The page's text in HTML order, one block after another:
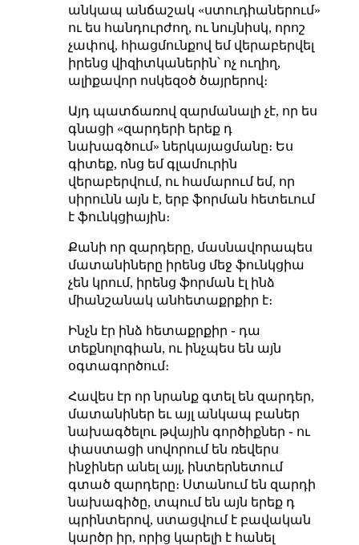
անկապ անճաշակ «ստուդիաներում»
ու ես հանդուրժող, ու նույնիսկ, որոշ
չափով, հիացմունքով եմ վերաբերվել
իրենց վիզիտկաներին՝ ոչ ուղիղ,
ալիքավոր ոսկեզօծ ծայրերով։
Այդ պատճառով զարմանալի չէ, որ ես
գնացի «զարդերի երեք դ
նախագծում» ներկայացմանը։ Ես
գիտեք, ոնց եմ գլամուրին
վերաբերվում, ու համարում եմ, որ
սիրունն այն է, երբ ֆորման հետեւում
է ֆունկցիային։
Քանի որ զարդերը, մասնավորապես
մատանիները իրենց մեջ ֆունկցիա
չեն կրում, իրենց ֆորման էլ ինձ
միանշանակ անհետաքրքիր է։
Ինչն էր ինձ հետաքրքիր ֊ դա
տեքնոլոգիան, ու ինչպես են այն
օգտագործում։
Հավես էր որ նրանք գտել են զարդեր,
մատանիներ եւ այլ անկապ բաներ
նախագծելու թվային գործիքներ ֊ ու
փաստացի սովորում են ռեվերս
ինջիներ անել այլ, ինտերնետում
գտած զարդերը։ Ստանում են զարդի
նախագիծը, տպում են այն երեք դ
պրինտերով, ստացվում է բավական
կարծր իր, որից կարելի է հանել